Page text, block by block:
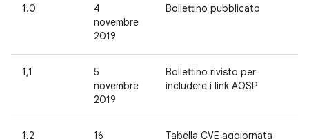
1.0
4
novembre
2019
Bollettino pubblicato
1,1
5
novembre
2019
Bollettino rivisto per
includere i link AOSP
1,2
16
Tabella CVE aggiornata